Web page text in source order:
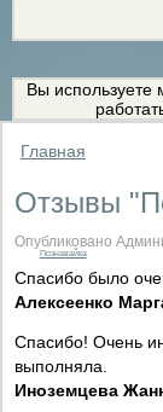
Вы
Главная
Отзывы
Опубликовано
Познавайка
Спасибо было
Алексеенко
Спасибо! Очень
выполняла.
Иноземцева